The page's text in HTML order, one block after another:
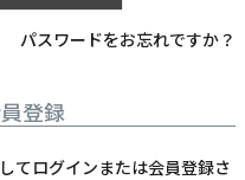
パスワードをお忘れですか？
登録
てログインまたは会員登録さ